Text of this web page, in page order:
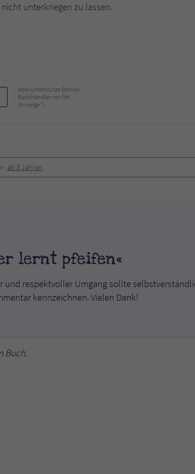
unterkriegen zu lassen.
oder unterstütze Deinen
Buchhändler vor Ort
(Anzeige*)
ab 3 Jahren
lernt pfeifen«
und respektvoller Umgang sollte
kennzeichnen. Vielen Dank!
Buch.
Zweck Cookie für Kommentare einzelner Buchtitel
Laufzeit